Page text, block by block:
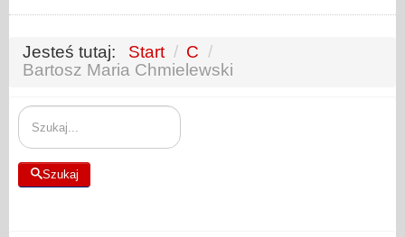
Jesteś tutaj: Start / C /
Bartosz Maria Chmielewski
Szukaj